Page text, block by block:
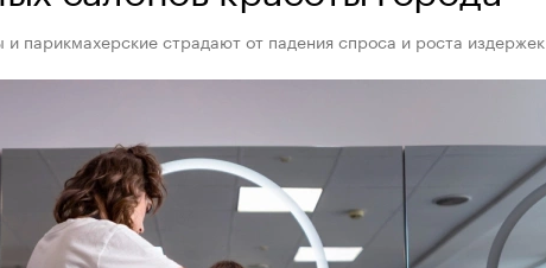
парикмахерские страдают от падения спроса и роста издержек